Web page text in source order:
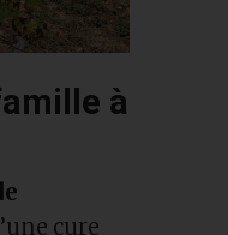
à
cure